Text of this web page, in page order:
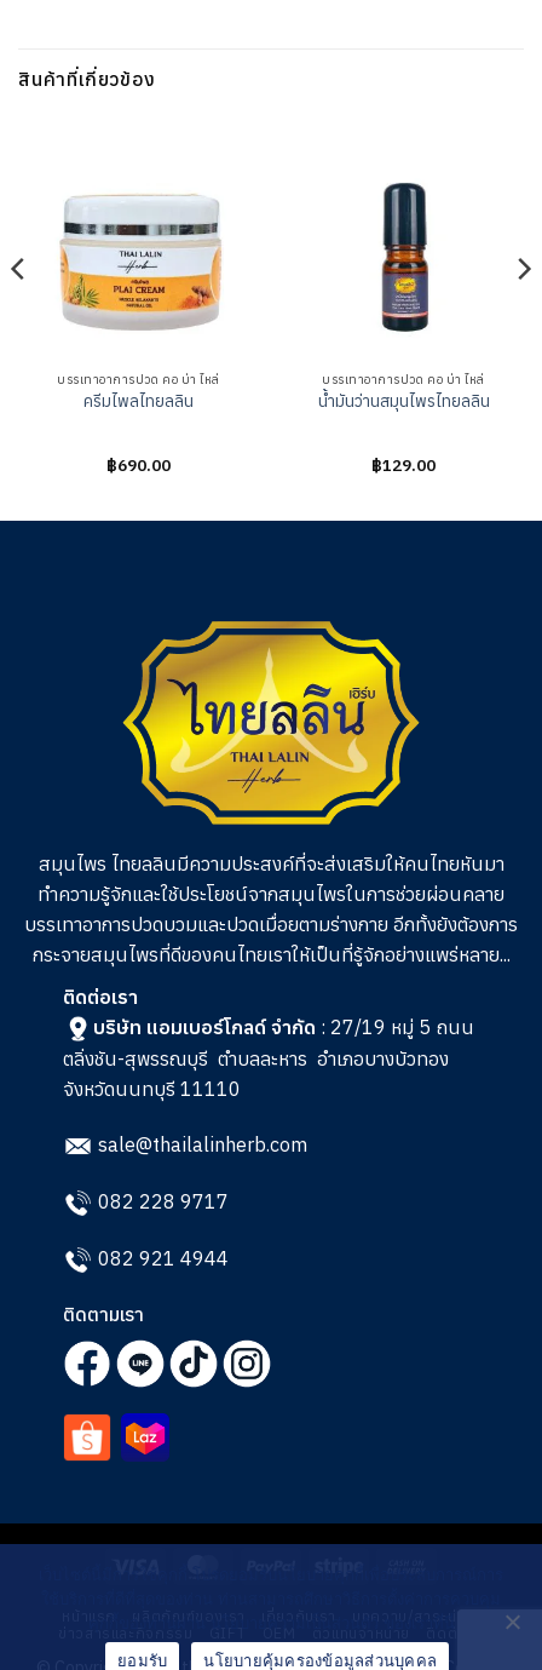
สินค้าที่เกี่ยวข้อง
บรรเทาอาการปวด คอ บ่า ไหล่
ครีมไพลไทยลลิน
ให้
ตั้งแต่
฿690.00
บรรเทาอาการปวด คอ บ่า ไหล่
น้ำมันว่านสมุนไพรไทยลลิน
ให้
ตั้งแต่
฿129.00
สมุนไพร ไทยลลินมีความประสงค์ที่จะส่งเสริมให้คนไทยหันมา
ทำความรู้จักและใช้ประโยชน์จากสมุนไพรในการช่วยผ่อนคลาย
บรรเทาอาการปวดบวมและปวดเมื่อยตามร่างกาย อีกทั้งยังต้องการ
กระจายสมุนไพรที่ดีของคนไทยเราให้เป็นที่รู้จักอย่างแพร่หลาย...
ติดต่อเรา
บริษัท แอมเบอร์โกลด์ จำกัด : 27/19 หมู่ 5 ถนน
ตลิ่งชัน-สุพรรณบุรี ตำบลละหาร อำเภอบางบัวทอง
จังหวัดนนทบุรี 11110
sale@thailalinherb.com
082 228 9717
082 921 4944
ติดตามเรา
ยอมรับ
นโยบายคุ้มครองข้อมูลส่วนบุคคล